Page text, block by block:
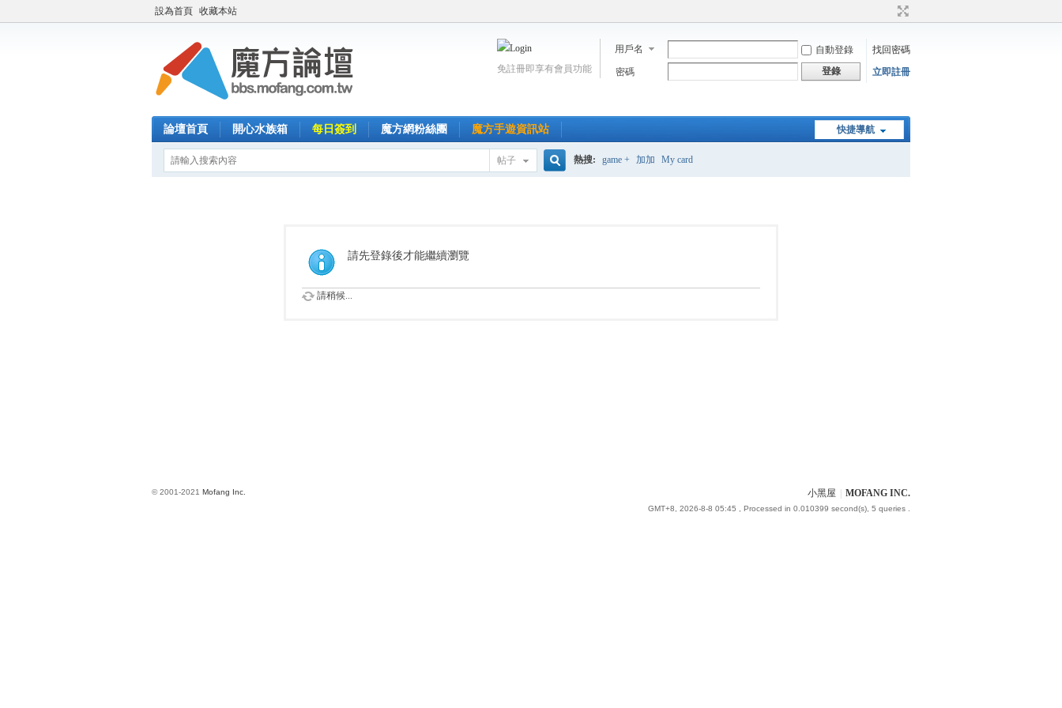
設為首頁 收藏本站
用戶名 自動登錄
找回密碼
密碼
登錄 立即註冊
免註冊即享有會員功能
快捷導航
論壇首頁 開心水族箱 每日簽到 魔方網粉絲團 魔方手遊資訊站
帖子 熱搜: game + 加加 My card
請先登錄後才能繼續瀏覽
請稍候...
小黑屋 MOFANG INC.
GMT+8, 2026-8-8 05:45 , Processed in 0.010399 second(s), 5 queries .
© 2001-2021 Mofang Inc.